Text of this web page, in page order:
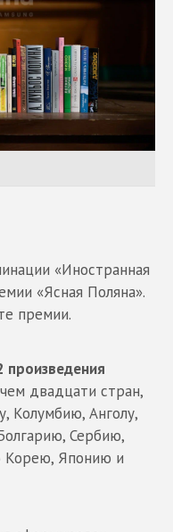
«Иностранная
«Ясная Поляна».
премии.
произведения
двадцати стран,
Колумбию, Анголу,
Сербию,
Японию и